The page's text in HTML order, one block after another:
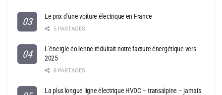
Le prix d’une voiture électrique en France
5 PARTAGES
L’énergie éolienne réduirait notre facture énergétique vers
2025
8 PARTAGES
La plus longue ligne électrique HVDC – transalpine – jamais